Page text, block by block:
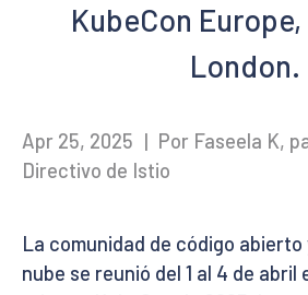
KubeCon
London.
Apr 25, 2025 | Por Faseela K,
Directivo de Istio
La comunidad de código abierto
nube se reunió del 1 al 4 de abril